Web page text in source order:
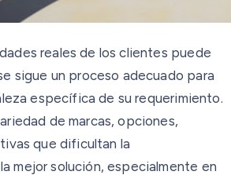
reales de los clientes puede
sigue un proceso adecuado para
específica de su requerimiento.
de marcas, opciones,
que dificultan la
mejor solución, especialmente en